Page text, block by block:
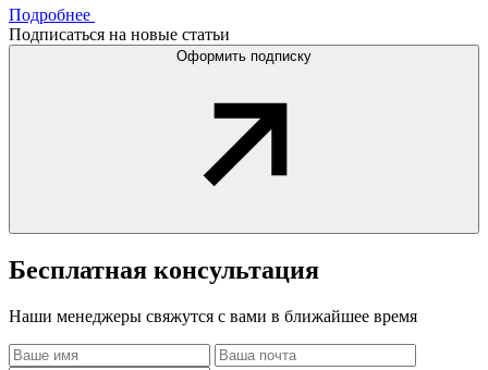
Подробнее
Подписаться на новые статьи
Оформить подписку
Бесплатная консультация
Наши менеджеры свяжутся с вами в ближайшее время